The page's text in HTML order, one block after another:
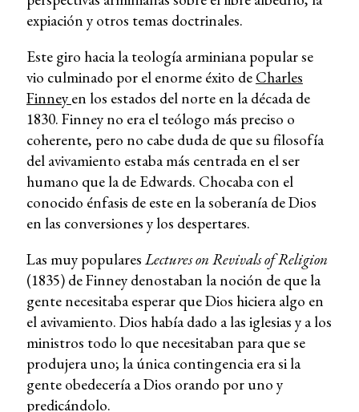
expiación y otros temas doctrinales.
Este giro hacia la teología arminiana popular se
vio culminado por el enorme éxito de Charles
Finney en los estados del norte en la década de
1830. Finney no era el teólogo más preciso o
coherente, pero no cabe duda de que su filosofía
del avivamiento estaba más centrada en el ser
humano que la de Edwards. Chocaba con el
conocido énfasis de este en la soberanía de Dios
en las conversiones y los despertares.
Las muy popularesLectures on Revivals of Religion
(1835) de Finney denostaban la noción de que la
gente necesitaba esperar que Dios hiciera algo en
el avivamiento. Dios había dado a las iglesias y a los
ministros todo lo que necesitaban para que se
produjera uno; la única contingencia era si la
gente obedecería a Dios orando por uno y
predicándolo.